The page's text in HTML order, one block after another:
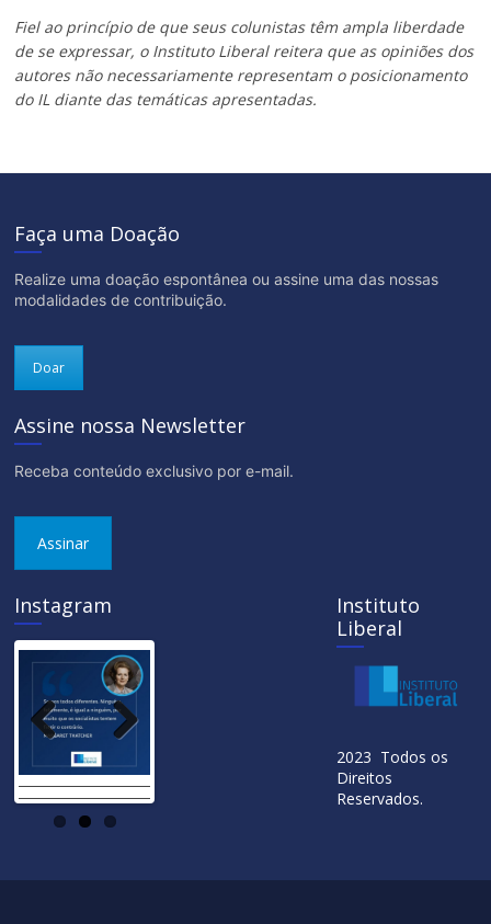
Fiel ao princípio de que seus colunistas têm ampla liberdade
de se expressar, o Instituto Liberal reitera que as opiniões dos
autores não necessariamente representam o posicionamento
do IL diante das temáticas apresentadas.
Faça uma Doação
Realize uma doação espontânea ou assine uma das nossas
modalidades de contribuição.
Doar
Assine nossa Newsletter
Receba conteúdo exclusivo por e-mail.
Assinar
Instagram
ous
Instituto
Liberal
2023 Todos os
Direitos
Reservados.